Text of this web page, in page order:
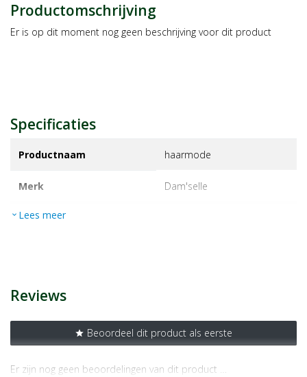
Productomschrijving
Er is op dit moment nog geen beschrijving voor dit product
Specificaties
Productnaam haarmode
Merk dam'selle
EAN
expand_more Lees meer
Reviews
star Beoordeel dit product als eerste
Er zijn nog geen beoordelingen van dit product …